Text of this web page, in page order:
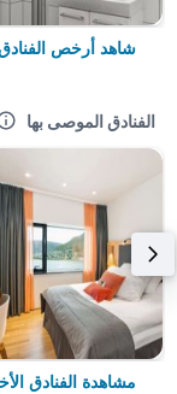
شاهد أرخص
الفنادق الموصى بها
مشاهدة الفنادق